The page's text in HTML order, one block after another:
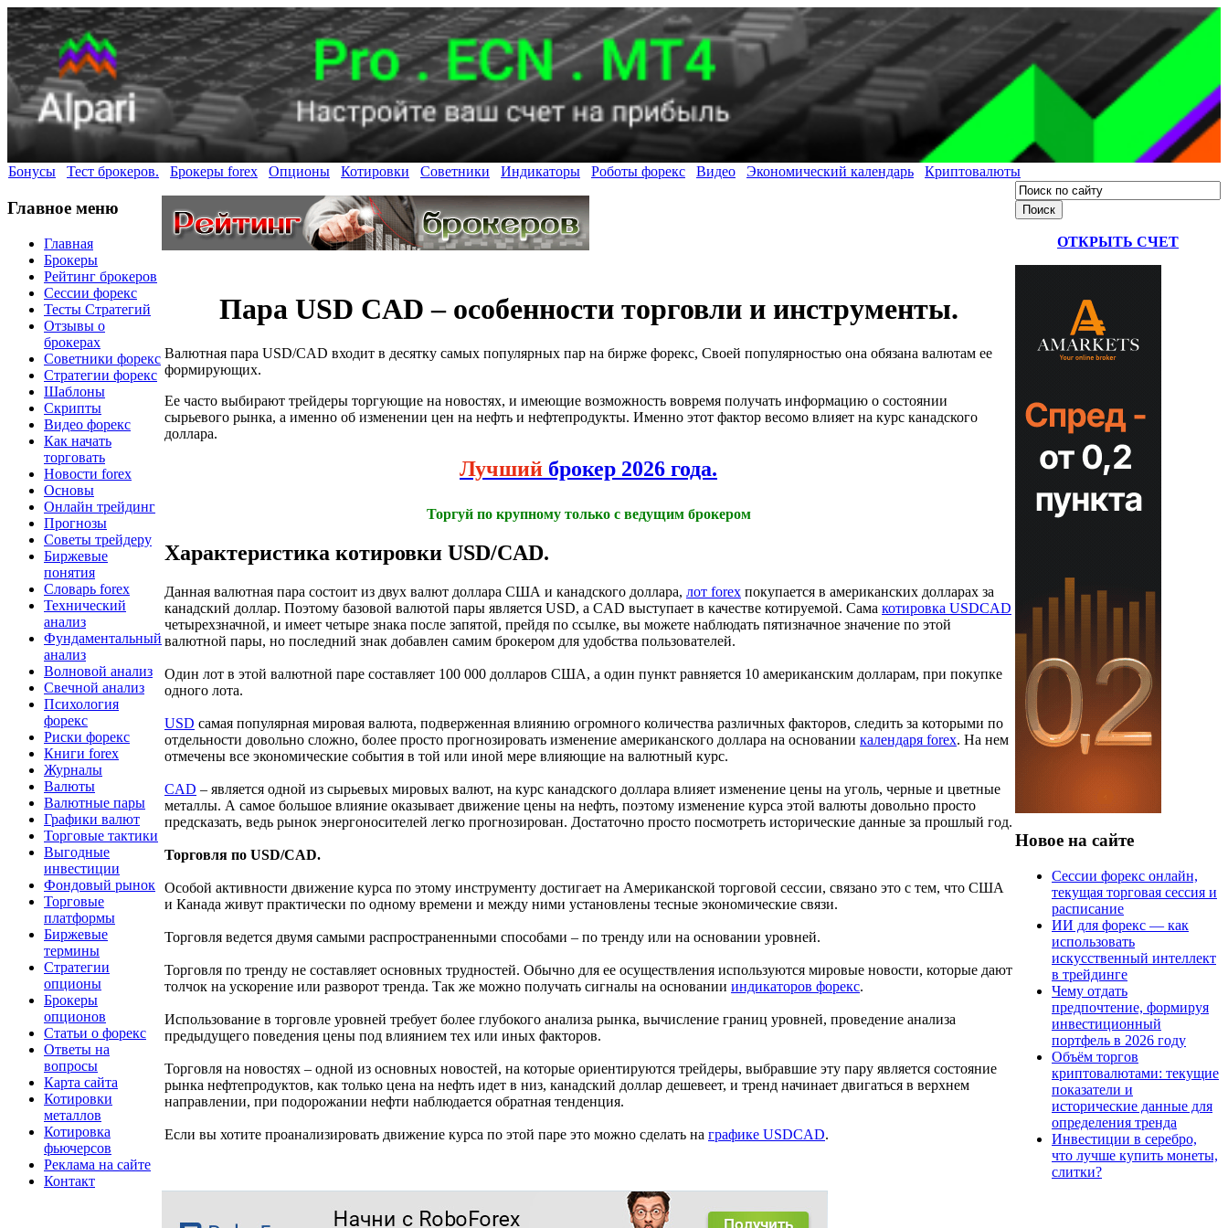
Бонусы Тест брокеров. Брокеры forex Опционы Котировки Советники Индикаторы Роботы форекс Видео Экономический календарь Криптовалюты
Главное меню
Главная
Брокеры
Рейтинг брокеров
Сессии форекс
Тесты Стратегий
Отзывы о
брокерах
Советники форекс
Стратегии форекс
Шаблоны
Скрипты
Видео форекс
Как начать
торговать
Новости forex
Основы
Онлайн трейдинг
Прогнозы
Советы трейдеру
Биржевые
понятия
Словарь forex
Технический
анализ
Фундаментальный
анализ
Волновой анализ
Свечной анализ
Психология
форекс
Риски форекс
Книги forex
Журналы
Валюты
Валютные пары
Графики валют
Торговые тактики
Выгодные
инвестиции
Фондовый рынок
Торговые
платформы
Биржевые
термины
Стратегии
опционы
Брокеры
опционов
Статьи о форекс
Ответы на
вопросы
Карта сайта
Котировки
металлов
Котировка
фьючерсов
Реклама на сайте
Контакт
Пара USD CAD – особенности торговли и инструменты.
Валютная пара USD/CAD входит в десятку самых популярных пар на бирже форекс, Своей популярностью она обязана валютам ее
формирующих.
Ее часто выбирают трейдеры торгующие на новостях, и имеющие возможность вовремя получать информацию о состоянии
сырьевого рынка, а именно об изменении цен на нефть и нефтепродукты. Именно этот фактор весомо влияет на курс канадского
доллара.
Лучший брокер 2026 года.
Торгуй по крупному только с ведущим брокером
Характеристика котировки USD/CAD.
Данная валютная пара состоит из двух валют доллара США и канадского доллара, лот forex покупается в американских долларах за
канадский доллар. Поэтому базовой валютой пары является USD, а CAD выступает в качестве котируемой. Сама котировка USDCAD
четырехзначной, и имеет четыре знака после запятой, прейдя по ссылке, вы можете наблюдать пятизначное значение по этой
валютной пары, но последний знак добавлен самим брокером для удобства пользователей.
Один лот в этой валютной паре составляет 100 000 долларов США, а один пункт равняется 10 американским долларам, при покупке
одного лота.
USD самая популярная мировая валюта, подверженная влиянию огромного количества различных факторов, следить за которыми по
отдельности довольно сложно, более просто прогнозировать изменение американского доллара на основании календаря forex. На нем
отмечены все экономические события в той или иной мере влияющие на валютный курс.
CAD – является одной из сырьевых мировых валют, на курс канадского доллара влияет изменение цены на уголь, черные и цветные
металлы. А самое большое влияние оказывает движение цены на нефть, поэтому изменение курса этой валюты довольно просто
предсказать, ведь рынок энергоносителей легко прогнозирован. Достаточно просто посмотреть исторические данные за прошлый год.
Торговля по USD/CAD.
Особой активности движение курса по этому инструменту достигает на Американской торговой сессии, связано это с тем, что США
и Канада живут практически по одному времени и между ними установлены тесные экономические связи.
Торговля ведется двумя самыми распространенными способами – по тренду или на основании уровней.
Торговля по тренду не составляет основных трудностей. Обычно для ее осуществления используются мировые новости, которые дают
толчок на ускорение или разворот тренда. Так же можно получать сигналы на основании индикаторов форекс.
Использование в торговле уровней требует более глубокого анализа рынка, вычисление границ уровней, проведение анализа
предыдущего поведения цены под влиянием тех или иных факторов.
Торговля на новостях – одной из основных новостей, на которые ориентируются трейдеры, выбравшие эту пару является состояние
рынка нефтепродуктов, как только цена на нефть идет в низ, канадский доллар дешевеет, и тренд начинает двигаться в верхнем
направлении, при подорожании нефти наблюдается обратная тенденция.
Если вы хотите проанализировать движение курса по этой паре это можно сделать на графике USDCAD.
ОТКРЫТЬ СЧЕТ
Новое на сайте
Сессии форекс онлайн,
текущая торговая сессия и
расписание
ИИ для форекс — как
использовать
искусственный интеллект
в трейдинге
Чему отдать
предпочтение, формируя
инвестиционный
портфель в 2026 году
Объём торгов
криптовалютами: текущие
показатели и
исторические данные для
определения тренда
Инвестиции в серебро,
что лучше купить монеты,
слитки?